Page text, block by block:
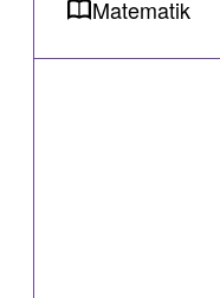
Matematik